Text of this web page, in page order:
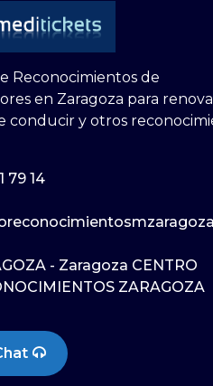
Reconocimientos de
en Zaragoza para
conducir y otros
79 14
- Zaragoza CENTRO
ZARAGOZA